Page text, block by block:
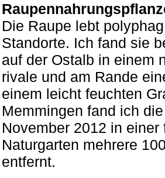
Die Raupe lebt
Standorte. Ich fand sie
auf der Ostalb in einem
rivale und am Rande
einem leicht feuchten
Memmingen fand ich
November 2012 in
Naturgarten mehrere
entfernt.